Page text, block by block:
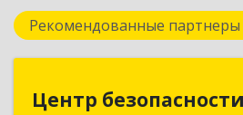
Рекомендованные партнеры
Центр
Центр